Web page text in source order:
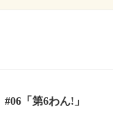
「第6わん!」